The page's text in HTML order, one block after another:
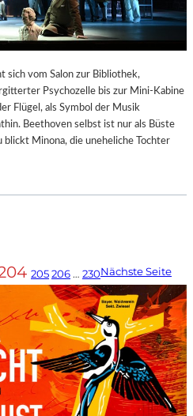
sich vom Salon zur Bibliothek,
Psychozelle bis zur Mini-Kabine
Flügel, als Symbol der Musik
Beethoven selbst ist nur als Büste
Minona, die uneheliche Tochter
205206 … 230Nächste Seite